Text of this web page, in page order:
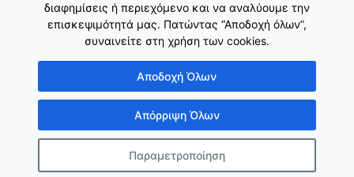
Εθνικό Δίκτυο ΚΑΠ
Copyright © Γενική Γραμματεία Ενωσιακών Πόρων & Υποδομών
Κατασκευή ιστοσελίδαςλimeframe
διαφημίσεις ή περιεχόμενο και να αναλύουμε την
επισκεψιμότητά μας. Πατώντας “Αποδοχή όλων”,
συναινείτε στη χρήση των cookies.
Αποδοχή Όλων
Απόρριψη Όλων
Παραμετροποίηση